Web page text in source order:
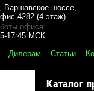
, Варшавское шоссе,
4282 (4 этаж)
офиса:
17:45 МСК
Дилерам Статьи
Каталог